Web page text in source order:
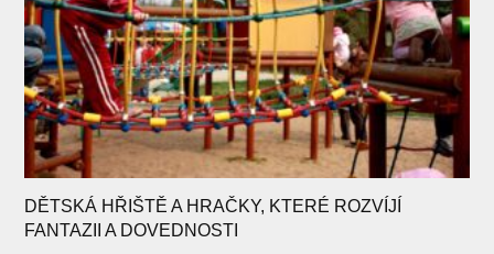
DĚTSKÁ HŘIŠTĚ A HRAČKY, KTERÉ ROZVÍJÍ
FANTAZII A DOVEDNOSTI